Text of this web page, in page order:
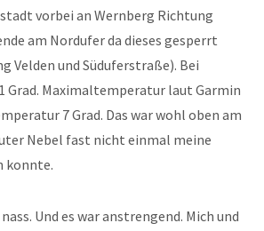
vorbei an Wernberg Richtung
am Nordufer da dieses gesperrt
Velden und Süduferstraße). Bei
Grad. Maximaltemperatur laut Garmin
7 Grad. Das war wohl oben am
Nebel fast nicht einmal meine
konnte.
Und es war anstrengend. Mich und